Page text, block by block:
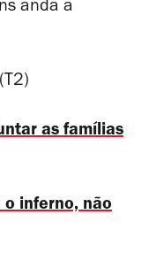
anda a
as famílias
o inferno, não